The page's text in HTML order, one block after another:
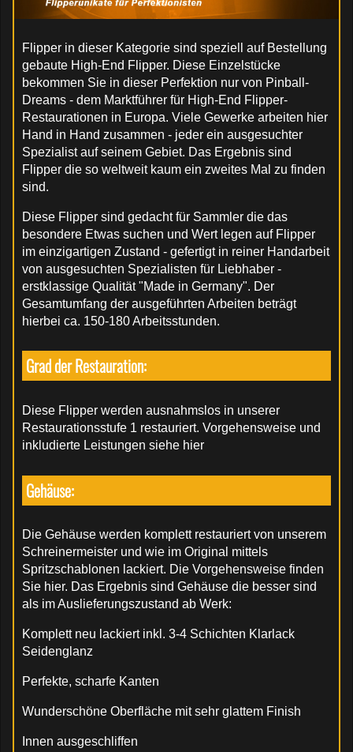
Flipper in dieser Kategorie sind speziell auf Bestellung
gebaute High-End Flipper. Diese Einzelstücke
bekommen Sie in dieser Perfektion nur von Pinball-
Dreams - dem Marktführer für High-End Flipper-
Restaurationen in Europa. Viele Gewerke arbeiten hier
Hand in Hand zusammen - jeder ein ausgesuchter
Spezialist auf seinem Gebiet. Das Ergebnis sind
Flipper die so weltweit kaum ein zweites Mal zu finden
sind.
Diese Flipper sind gedacht für Sammler die das
besondere Etwas suchen und Wert legen auf Flipper
im einzigartigen Zustand - gefertigt in reiner Handarbeit
von ausgesuchten Spezialisten für Liebhaber -
erstklassige Qualität "Made in Germany". Der
Gesamtumfang der ausgeführten Arbeiten beträgt
hierbei ca. 150-180 Arbeitsstunden.
Grad der Restauration:
Diese Flipper werden ausnahmslos in unserer
Restaurationsstufe 1 restauriert. Vorgehensweise und
inkludierte Leistungen siehe hier
Gehäuse:
Die Gehäuse werden komplett restauriert von unserem
Schreinermeister und wie im Original mittels
Spritzschablonen lackiert. Die Vorgehensweise finden
Sie hier. Das Ergebnis sind Gehäuse die besser sind
als im Auslieferungszustand ab Werk:
Komplett neu lackiert inkl. 3-4 Schichten Klarlack
Seidenglanz
Perfekte, scharfe Kanten
Wunderschöne Oberfläche mit sehr glattem Finish
Innen ausgeschliffen